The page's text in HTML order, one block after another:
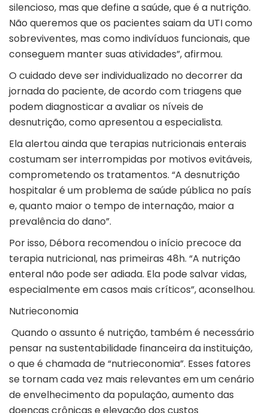
silencioso, mas que define a saúde, que é a nutrição.
Não queremos que os pacientes saiam da UTI como
sobreviventes, mas como indivíduos funcionais, que
conseguem manter suas atividades”, afirmou.
O cuidado deve ser individualizado no decorrer da
jornada do paciente, de acordo com triagens que
podem diagnosticar a avaliar os níveis de
desnutrição, como apresentou a especialista.
Ela alertou ainda que terapias nutricionais enterais
costumam ser interrompidas por motivos evitáveis,
comprometendo os tratamentos. “A desnutrição
hospitalar é um problema de saúde pública no país
e, quanto maior o tempo de internação, maior a
prevalência do dano”.
Por isso, Débora recomendou o início precoce da
terapia nutricional, nas primeiras 48h. “A nutrição
enteral não pode ser adiada. Ela pode salvar vidas,
especialmente em casos mais críticos”, aconselhou.
Nutrieconomia
Quando o assunto é nutrição, também é necessário
pensar na sustentabilidade financeira da instituição,
o que é chamada de “nutrieconomia”. Esses fatores
se tornam cada vez mais relevantes em um cenário
de envelhecimento da população, aumento das